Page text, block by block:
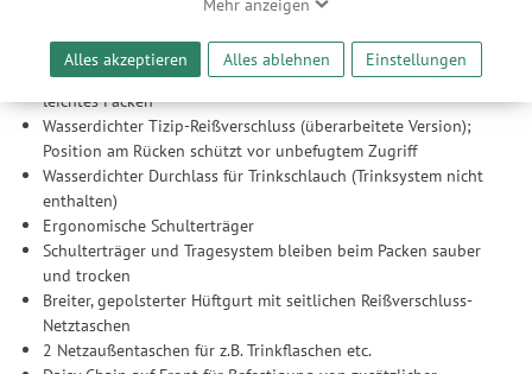
ermöglicht es uns, anhand ihrer Interessen nutzungsbasierte
Werbeanzeigen für Sie bereitzustellen sowie Funktionalitäten
unserer Website sicherzustellen und stetig zu verbessern. Dabei
werden Ihre Daten auch an Drittanbieter und Werbepartner
weitergegeben. Die Verarbeitung erfolgt ausschließlich zum
Zwecke der Einbindung von Streaming-Inhalten und der
Durchführung von statistischer Analyse, Reichweitenmessungen,
Produktempfehlungen und nutzungsbasierter Werbung.
Informationen zu den einzelnen Funktionen, den Drittanbietern
und der Speicherdauer finden Sie unter Einstellungen. Diese
Einwilligung ist freiwillig, für die Nutzung unserer Website nicht
erforderlich und gilt, bis sie widerrufen wird. Sie können Ihre
Einwilligung unter Einstellungen lediglich für bestimmte
Drittanbieter erteilen und jederzeit für die Zukunft widerrufen.
Alles akzeptieren Alles ablehnen Einstellungen
Reiß- und abriebfestes Nylongewebe
Schneller, leichter Zugriff dank großer Öffnung erlaubt
leichtes Packen
Wasserdichter Tizip-Reißverschluss (überarbeitete Version);
Position am Rücken schützt vor unbefugtem Zugriff
Wasserdichter Durchlass für Trinkschlauch (Trinksystem nicht
enthalten)
Ergonomische Schulterträger
Schulterträger und Tragesystem bleiben beim Packen sauber
und trocken
Breiter, gepolsterter Hüftgurt mit seitlichen Reißverschluss-
Netztaschen
2 Netzaußentaschen für z.B. Trinkflaschen etc.